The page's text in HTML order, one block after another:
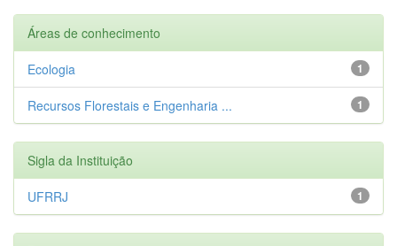
Áreas de conhecimento
1
Ecologia
1
Recursos Florestais e Engenharia ...
Sigla da Instituição
1
UFRRJ